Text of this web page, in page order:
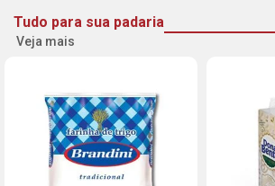
Tudo para sua padaria
Veja mais